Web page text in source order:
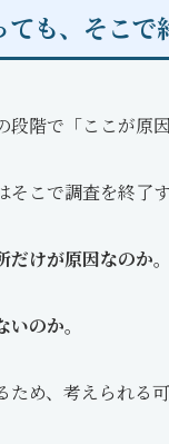
ても、そこで
段階で「ここが原
そこで調査を終了
けが原因なのか。
のか。
ため、考えられる